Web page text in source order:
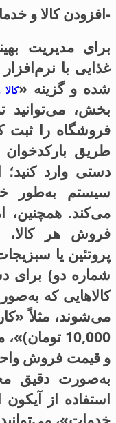
-افزودن کالا و
برای مدیریت
غذایی با
شده و گزینه «
بخش، می‌توانید
فروشگاه را ثبت
طریق بارکدخوان
دستی وارد کنید؛
سیستم به‌طور
می‌کند. همچنین،
فروش هر کالا،
پروتئین یا
شماره دو) برای
کالاهایی که
10,000
و قیمت فروش
به‌صورت دقیق
استفاده از